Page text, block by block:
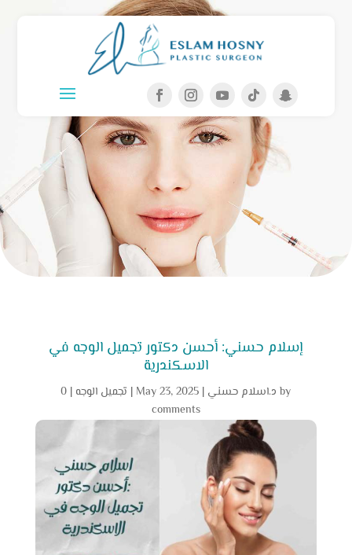
إسلام حسني: أحسن دكتور تجميل الوجه في
الاسكندرية
by د.اسلام حسني |
May 23, 2025
| تجميل الوجه |
0
comments